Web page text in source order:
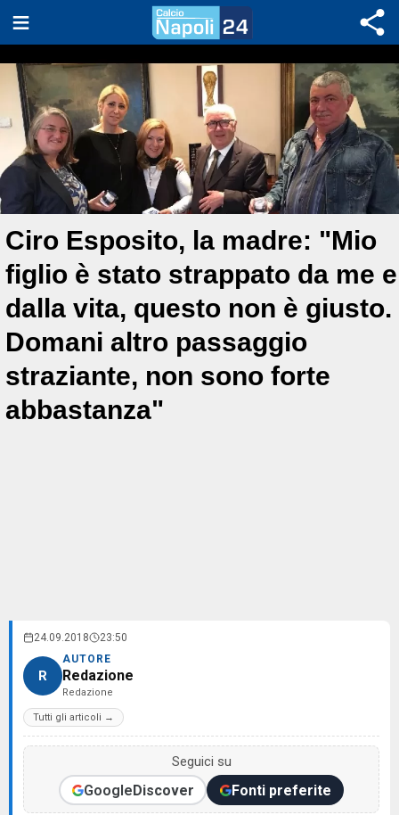
Ciro Esposito, la madre: "Mio
figlio è stato strappato da me e
dalla vita, questo non è giusto.
Domani altro passaggio
straziante, non sono forte
abbastanza"
24.09.2018 23:50
R
AUTORE
Redazione
Redazione
Tutti gli articoli →
Seguici su
GoogleDiscover Fonti preferite